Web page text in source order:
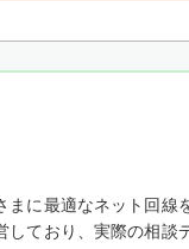
に最適なネット回
しており、実際の相談